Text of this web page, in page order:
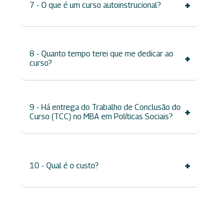
7 - O que é um curso autoinstrucional? +
8 - Quanto tempo terei que me dedicar ao
curso?
+
9 - Há entrega do Trabalho de Conclusão do
Curso (TCC) no MBA em Políticas Sociais?
+
10 - Qual é o custo? +